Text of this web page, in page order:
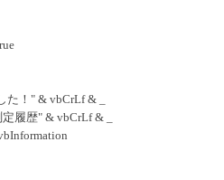
！" & vbCrLf & _
歴" & vbCrLf & _